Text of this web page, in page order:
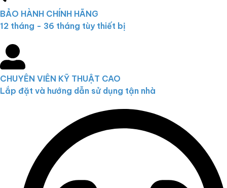
BẢO HÀNH CHÍNH HÃNG
12 tháng - 36 tháng tùy thiết bị
CHUYÊN VIÊN KỸ THUẬT CAO
Lắp đặt và hướng dẫn sử dụng tận nhà